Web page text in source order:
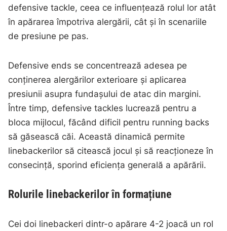
defensive tackle, ceea ce influențează rolul lor atât
în apărarea împotriva alergării, cât și în scenariile
de presiune pe pas.
Defensive ends se concentrează adesea pe
conținerea alergărilor exterioare și aplicarea
presiunii asupra fundașului de atac din margini.
Între timp, defensive tackles lucrează pentru a
bloca mijlocul, făcând dificil pentru running backs
să găsească căi. Această dinamică permite
linebackerilor să citească jocul și să reacționeze în
consecință, sporind eficiența generală a apărării.
Rolurile linebackerilor în formațiune
Cei doi linebackeri dintr-o apărare 4-2 joacă un rol